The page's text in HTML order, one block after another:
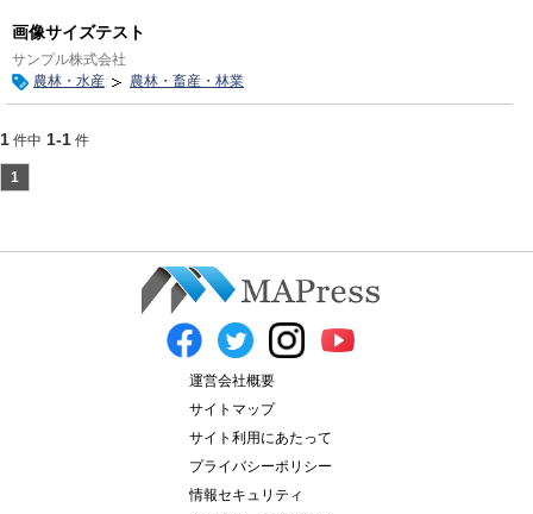
画像サイズテスト
サンプル株式会社
農林・水産
農林・畜産・林業
1 件中 1-1 件
1
運営会社概要
サイトマップ
サイト利用にあたって
プライバシーポリシー
情報セキュリティ